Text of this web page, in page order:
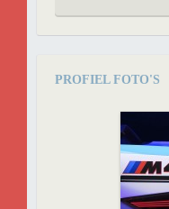
PROFIEL FOTO'S